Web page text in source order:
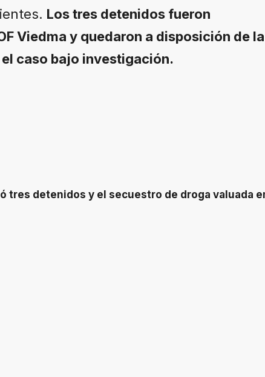
Los tres detenidos fueron
Viedma y quedaron a disposición de la
caso bajo investigación.